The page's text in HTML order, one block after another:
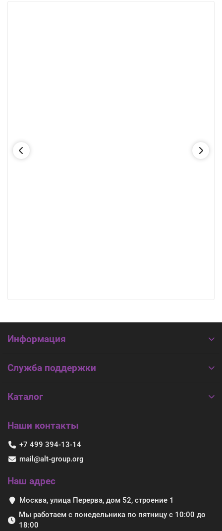
Информация
Служба поддержки
Каталог
Наши контакты
+7 499 394-13-14
mail@alt-group.org
Наш адрес
Москва, улица Перерва, дом 52, строение 1
Мы работаем с понедельника по пятницу с 10:00 до
18:00